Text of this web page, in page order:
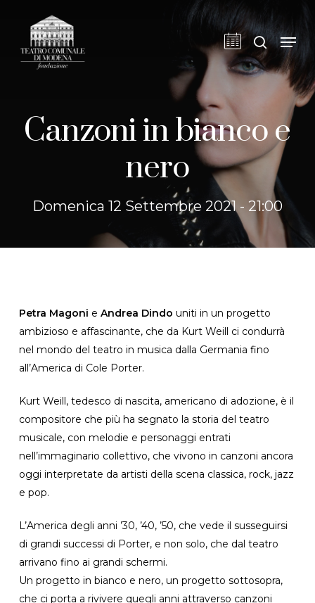
main
content
cerca
Canzoni in bianco e
nero
Domenica 12 Settembre 2021 - 21:00
Petra Magoni e Andrea Dindo uniti in un progetto
ambizioso e affascinante, che da Kurt Weill ci condurrà
nel mondo del teatro in musica dalla Germania fino
all’America di Cole Porter.
Kurt Weill, tedesco di nascita, americano di adozione, è il
compositore che più ha segnato la storia del teatro
musicale, con melodie e personaggi entrati
nell’immaginario collettivo, che vivono in canzoni ancora
oggi interpretate da artisti della scena classica, rock, jazz
e pop.
L’America degli anni ’30, ’40, ’50, che vede il susseguirsi
di grandi successi di Porter, e non solo, che dal teatro
arrivano fino ai grandi schermi.
Un progetto in bianco e nero, un progetto sottosopra,
che ci porta a rivivere quegli anni attraverso canzoni